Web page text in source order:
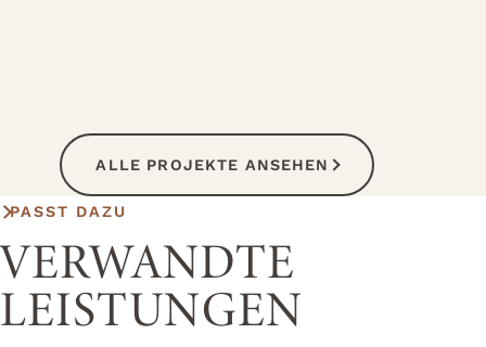
ALLE PROJEKTE ANSEHEN
PASST DAZU
VERWANDTE
LEISTUNGEN